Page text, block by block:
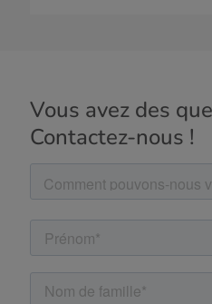
Vous avez des
Contactez-nous !